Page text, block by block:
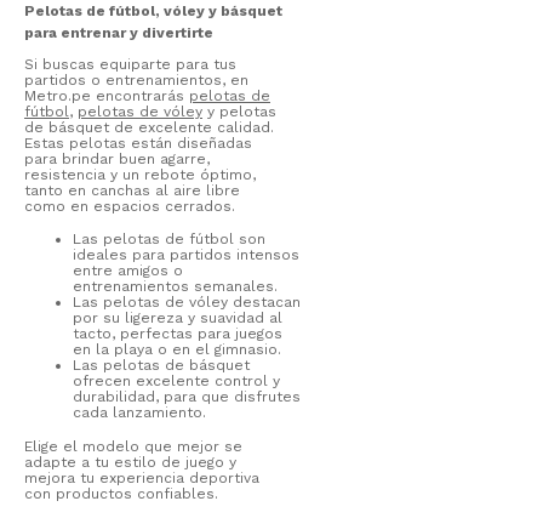
Pelotas de fútbol, vóley y básquet
para entrenar y divertirte
Si buscas equiparte para tus
partidos o entrenamientos, en
Metro.pe encontrarás pelotas de
fútbol, pelotas de vóley y pelotas
de básquet de excelente calidad.
Estas pelotas están diseñadas
para brindar buen agarre,
resistencia y un rebote óptimo,
tanto en canchas al aire libre
como en espacios cerrados.
Las pelotas de fútbol son
ideales para partidos intensos
entre amigos o
entrenamientos semanales.
Las pelotas de vóley destacan
por su ligereza y suavidad al
tacto, perfectas para juegos
en la playa o en el gimnasio.
Las pelotas de básquet
ofrecen excelente control y
durabilidad, para que disfrutes
cada lanzamiento.
Elige el modelo que mejor se
adapte a tu estilo de juego y
mejora tu experiencia deportiva
con productos confiables.